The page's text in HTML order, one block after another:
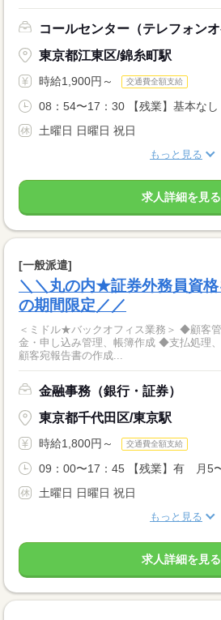
コールセンター（テレフォンオ
東京都江東区/錦糸町駅
時給1,900円～ 交通費全額支給
08：54〜17：30 【残業】基本なし
土曜日 日曜日 祝日
もっと見る
求人詳細を見る
[一般派遣]
＼＼丸の内★証券外務員資
の期間限定／／
＜ミドル★バックオフィス業務＞ ◆顧客管理、証券口座開設、入
金・申し込み管理、帳簿作成 ◆支払処理
顧客宛報告書の作成...
金融事務（銀行・証券）
東京都千代田区/東京駅
時給1,800円～ 交通費全額支給
09：00〜17：45 【残業】有 月5
土曜日 日曜日 祝日
もっと見る
求人詳細を見る